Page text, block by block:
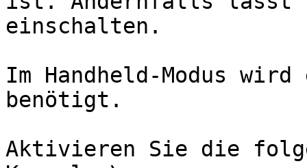
einschalten.
Im Handheld-Modus wird
benötigt.
Aktivieren Sie die